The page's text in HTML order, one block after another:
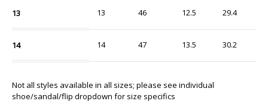
13 13 46 12.5 29.4
14 14 47 13.5 30.2
Not all styles available in all sizes; please see individual
shoe/sandal/flip dropdown for size specifics